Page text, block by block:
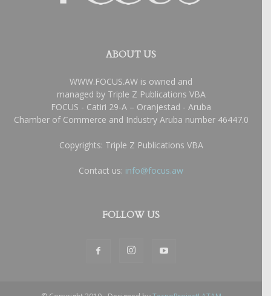
ABOUT US
WWW.FOCUS.AW is owned and
managed by Triple Z Publications VBA
FOCUS - Catiri 29-A – Oranjestad - Aruba
Chamber of Commerce and Industry Aruba number 46447.0
Copyrights: Triple Z Publications VBA
Contact us: info@focus.aw
FOLLOW US